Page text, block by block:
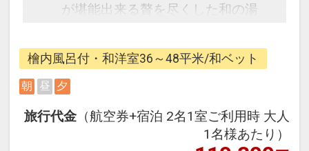
が堪能出来る贅を尽くした和の湯
のお部屋で、ほどよい重圧感の漂う
豪奢なお部屋。
・ロビーにてコーヒーのセルフサー
檜内風呂付・和洋室36～48平米/和ベット
朝 昼 夕
旅行代金 （航空券+宿泊 2名1室ご利用時 大人
1名様あたり）